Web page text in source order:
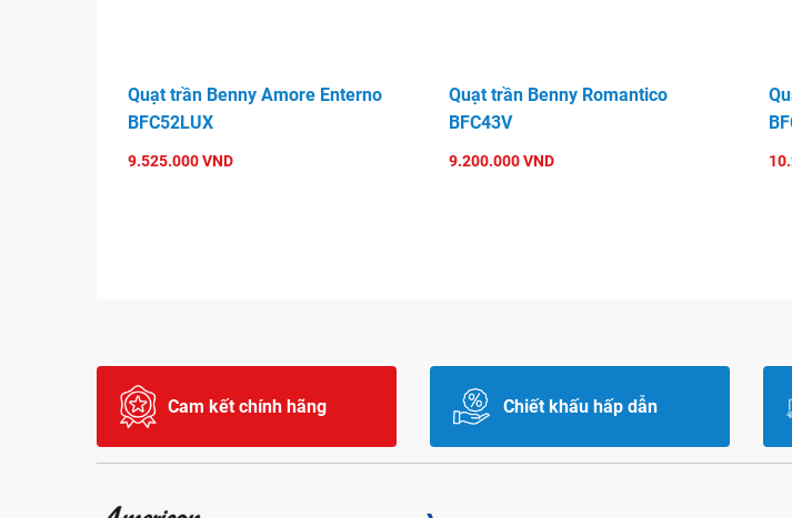
Quạt trần Benny Amore Enterno
BFC52LUX
9.525.000 VND
Quạt trần Benny Romantico
BFC43V
9.200.000 VND
Cam kết chính hãng Chiết khấu hấp dẫn